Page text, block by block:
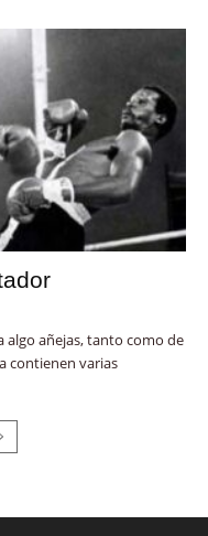
algo añejas, tanto como de
contienen varias